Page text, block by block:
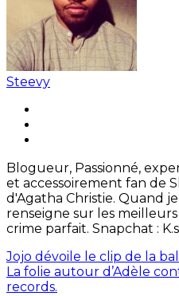
Steevy
Blogueur, Passionné,
et accessoirement fan de
d'Agatha Christie. Quand
renseigne sur les
crime parfait. Snapchat :
Jojo dévoile le clip de la
La folie autour d’Adèle
records.